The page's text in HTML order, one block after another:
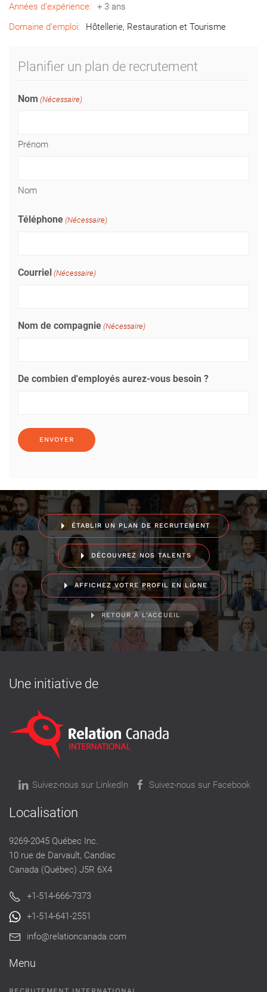
Années d’expérience:
+ 3 ans
Domaine d’emploi:
Hôtellerie, Restauration et Tourisme
Planifier un plan de recrutement
Nom (Nécessaire)
Prénom
Nom
Téléphone (Nécessaire)
Courriel (Nécessaire)
Nom de compagnie (Nécessaire)
De combien d'employés aurez-vous besoin ?
ÉTABLIR UN PLAN DE RECRUTEMENT
DÉCOUVREZ NOS TALENTS
AFFICHEZ VOTRE PROFIL EN LIGNE
RETOUR À L'ACCUEIL
Une initiative de
Suivez-nous sur LinkedIn Suivez-nous sur Facebook
Localisation
9269-2045 Québec Inc.
10 rue de Darvault, Candiac
Canada (Québec) J5R 6X4
+1-514-666-7373
+1-514-641-2551
info@relationcanada.com
Menu